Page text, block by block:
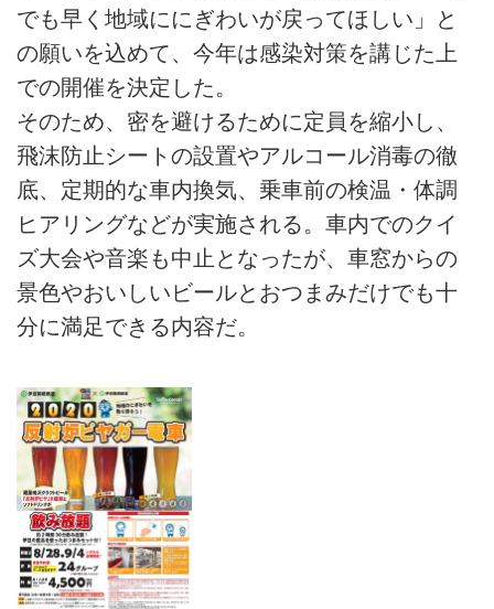
でも早く地域ににぎわいが戻ってほしい」と
の願いを込めて、今年は感染対策を講じた上
での開催を決定した。
そのため、密を避けるために定員を縮小し、
飛沫防止シートの設置やアルコール消毒の徹
底、定期的な車内換気、乗車前の検温・体調
ヒアリングなどが実施される。車内でのクイ
ズ大会や音楽も中止となったが、車窓からの
景色やおいしいビールとおつまみだけでも十
分に満足できる内容だ。